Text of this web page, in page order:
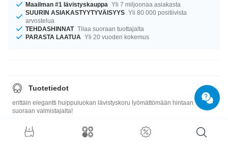
Maailman #1 lävistyskauppa Yli 7 miljoonaa asiakasta
SUURIN ASIAKASTYYTYVÄISYYS Yli 80 000 positiivista
arvostelua
TEHDASHINNAT Tilaa suoraan tuottajalta
PARASTA LAATUA Yli 20 vuoden kokemus
Tuotetiedot
erittäin elegantti huippuluokan lävistyskoru lyömättömään hintaan
suoraan valmistajalta!
Koko-opas